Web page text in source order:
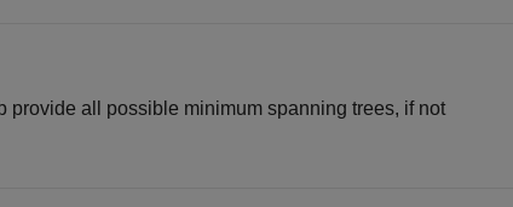
provide all possible minimum spanning trees, if not